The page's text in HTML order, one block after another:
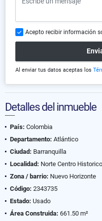
Acepto recibir información
Al enviar tus datos aceptas los
Detalles del inmueble
País: Colombia
Departamento: Atlántico
Ciudad: Barranquilla
Localidad: Norte Centro Historico
Zona / barrio: Nuevo Horizonte
Código: 2343735
Estado: Usado
Área Construida: 661.50 m²